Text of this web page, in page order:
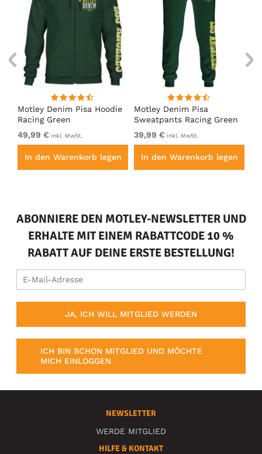
Motley Denim Pisa Hoodie
Racing Green
49,99 € inkl. MwSt.
In den Warenkorb legen
Motley Denim Pisa
Sweatpants Racing Green
39,99 € inkl. MwSt.
In den Warenkorb legen
ABONNIERE DEN MOTLEY-NEWSLETTER UND
ERHALTE MIT EINEM RABATTCODE 10 %
RABATT AUF DEINE ERSTE BESTELLUNG!
JA, ICH WILL MITGLIED WERDEN
ICH BIN SCHON MITGLIED UND MÖCHTE
MICH EINLOGGEN
NEWSLETTER
WERDE MITGLIED
HILFE & KONTAKT